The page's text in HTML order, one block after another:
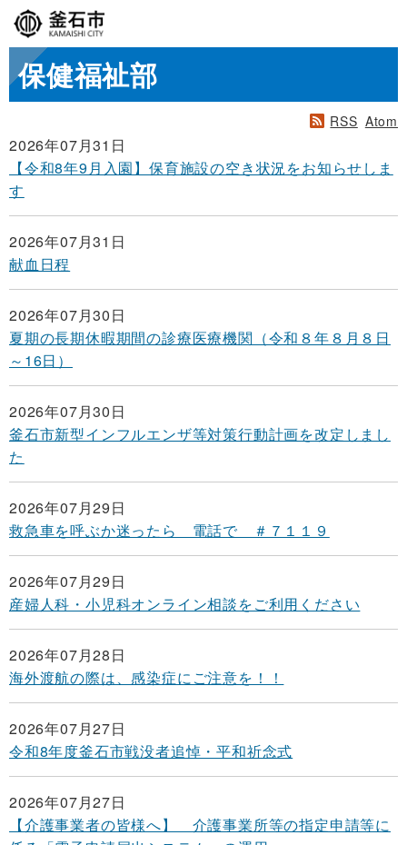
保健福祉部
RSS Atom
2026年07月31日
【令和8年9月入園】保育施設の空き状況をお知らせしま
す
2026年07月31日
献血日程
2026年07月30日
夏期の長期休暇期間の診療医療機関（令和８年８月８日
～16日）
2026年07月30日
釜石市新型インフルエンザ等対策行動計画を改定しまし
た
2026年07月29日
救急車を呼ぶか迷ったら 電話で ＃７１１９
2026年07月29日
産婦人科・小児科オンライン相談をご利用ください
2026年07月28日
海外渡航の際は、感染症にご注意を！！
2026年07月27日
令和8年度釜石市戦没者追悼・平和祈念式
2026年07月27日
【介護事業者の皆様へ】 介護事業所等の指定申請等に